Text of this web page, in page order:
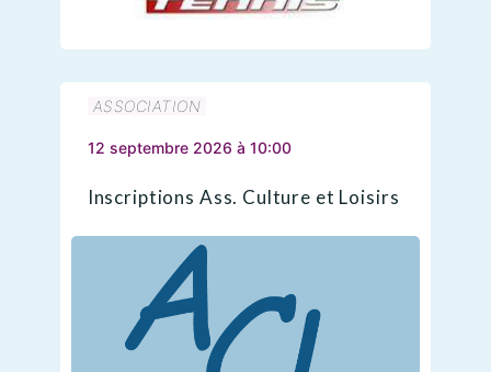
ASSOCIATION
12 septembre 2026 à 10:00
Inscriptions Ass. Culture et Loisirs